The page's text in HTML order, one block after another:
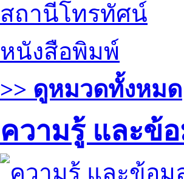
สถานีโทรทัศน์
หนังสือพิมพ์
>> ดูหมวดทั้งหมด
ความรู้ และข้